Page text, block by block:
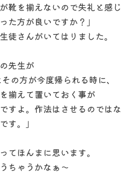
靴を揃えないので失礼と感じ
た方が良いですか？」
徒さんがいてはりました。
先生が
の方が今度帰られる時に、
揃えて置いておく事が
すよ。作法はさせるのではな
す。」
てほんまに思います。
ちゃうかなぁ〜